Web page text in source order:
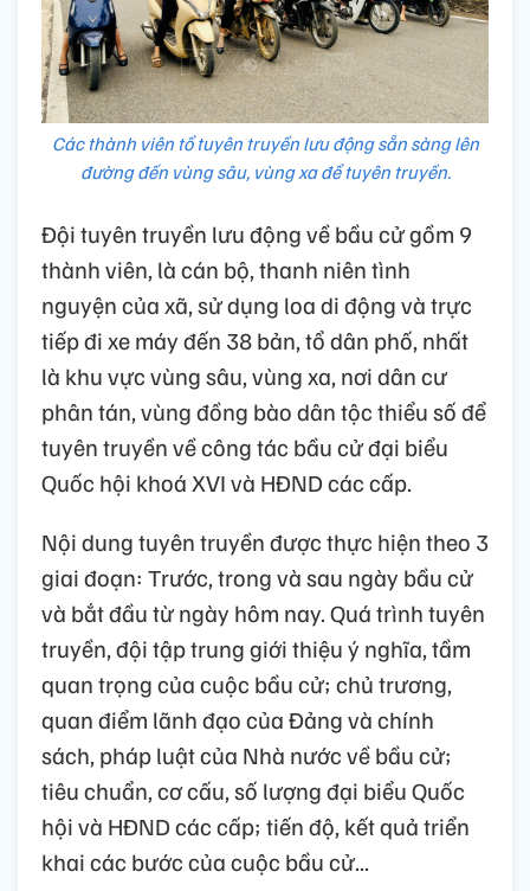
Các thành viên tổ tuyên truyền lưu động sẵn sàng lên
đường đến vùng sâu, vùng xa để tuyên truyền.
Đội tuyên truyền lưu động về bầu cử gồm 9
thành viên, là cán bộ, thanh niên tình
nguyện của xã, sử dụng loa di động và trực
tiếp đi xe máy đến 38 bản, tổ dân phố, nhất
là khu vực vùng sâu, vùng xa, nơi dân cư
phân tán, vùng đồng bào dân tộc thiểu số để
tuyên truyền về công tác bầu cử đại biểu
Quốc hội khoá XVI và HĐND các cấp.
Nội dung tuyên truyền được thực hiện theo 3
giai đoạn: Trước, trong và sau ngày bầu cử
và bắt đầu từ ngày hôm nay. Quá trình tuyên
truyền, đội tập trung giới thiệu ý nghĩa, tầm
quan trọng của cuộc bầu cử; chủ trương,
quan điểm lãnh đạo của Đảng và chính
sách, pháp luật của Nhà nước về bầu cử;
tiêu chuẩn, cơ cấu, số lượng đại biểu Quốc
hội và HĐND các cấp; tiến độ, kết quả triển
khai các bước của cuộc bầu cử...